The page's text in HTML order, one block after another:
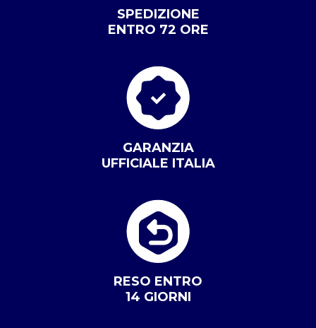
SPEDIZIONE
ENTRO 72 ORE
GARANZIA
UFFICIALE ITALIA
RESO ENTRO
14 GIORNI